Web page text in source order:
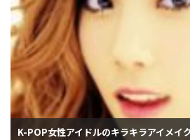
K-POP女性アイドルのキラキラアイメイ